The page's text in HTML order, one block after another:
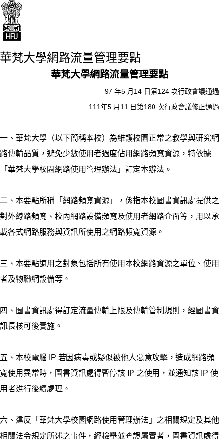
華梵大學網路流量管理要點
華梵大學網路流量管理要點
97 年5 月14 日第124 次行政會議通過
111年5 月11 日第180 次行政會議修正通過
一、華梵大學（以下簡稱本校）為維護校園正常之教學與研究網
路傳輸品質，避免少數使用者過度佔用網路頻寬資源，特依據
「華梵大學校園網路使用管理辦法」訂定本辦法。
二、本要點所稱「網路頻寬資源」，係指本校圖書資訊處提供之
對外線路頻寬、校內網路設備頻寬及使用者網路介面等，用以承
載各式網路服務與資訊所使用之網路頻寬資源。
三、本要點適用之對象包括所有使用本校網路資源之單位、使用
者及物聯網設備等。
四、圖書資訊處得訂定流量傳輸上限及傳輸管制規則，經圖書資
訊長核可後實施。
五、本校電腦 IP 若因病毒或疑似被他人惡意攻擊，造成網路頻
寬使用異常時，圖書資訊處得暫停該 IP 之使用，並通知該 IP 使
用者進行後續處理。
六、違反「華梵大學校園網路使用管理辦法」之相關規定及其他
相關法令規定所述之事件，經檢舉並查證屬實者，圖書資訊處得